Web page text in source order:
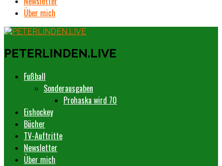
Über mich
PETERLINDEN.LIVE
Fußball
Sonderausgaben
Prohaska wird 70
Eishockey
Bücher
TV-Auftritte
Newsletter
Über mich